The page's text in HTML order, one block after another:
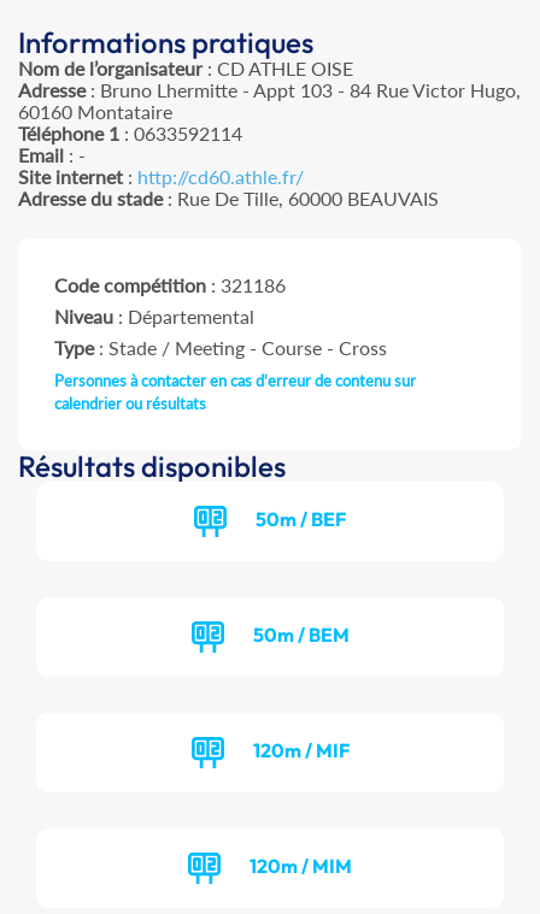
Informations pratiques
Nom de l’organisateur: CD ATHLE OISE
Adresse: Bruno Lhermitte - Appt 103 - 84 Rue Victor Hugo,
60160 Montataire
Téléphone 1 : 0633592114
Email : -
Site internet : http://cd60.athle.fr/
Adresse du stade: Rue De Tille, 60000 BEAUVAIS
Code compétition : 321186
Niveau : Départemental
Type: Stade / Meeting - Course - Cross
Personnes à contacter en cas d'erreur de contenu sur
calendrier ou résultats
Résultats disponibles
50m / BEF
50m / BEM
120m / MIF
120m / MIM